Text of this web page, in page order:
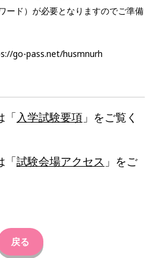
ード）が必要となりますのでご準備
pass.net/husmnurh
「 入学試験要項 」をご覧く
「試験会場アクセス 」をご
戻る